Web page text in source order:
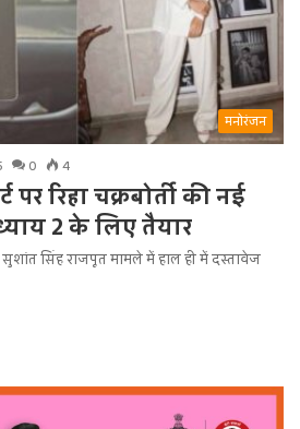
मनोरंजन
0 4
पर रिहा चक्रबोर्ती की नई
2 के लिए तैयार
सुशांत सिंह राजपूत मामले में हाल ही में दस्तावेज